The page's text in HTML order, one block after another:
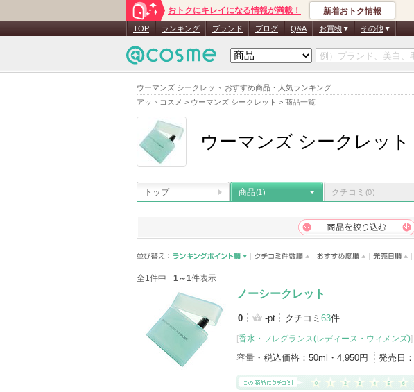
ウーマンズ シークレット おすすめ商品・人気ランキング
アットコスメ > ウーマンズ シークレット > 商品一覧
おトクにキレイになる情報が満載！ 新着おトク情報
TOP ランキング ブランド ブログ Q&A お買物 その他
ウーマンズ シークレット
トップ 商品(1) クチコミ (0)
全1件中 1～1件表示
ノーシークレット
0 -pt クチコミ 63件
[香水・フレグランス(レディース・ウィメンズ)]
容量・税込価格： 50ml・4,950円 発売日：